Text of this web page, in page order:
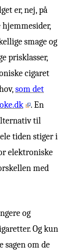
er, nej, på
smage og
prisklasser,
cigaret
som det
. En
til
tiden stiger i
elektroniske
med
og
Og kun
sagen om de